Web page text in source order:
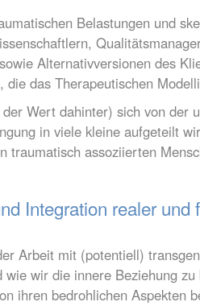
Belastungen und
Alternativversionen des
das Therapeutischen
Wert dahinter) sich von der
in viele kleine aufgeteilt
traumatisch assoziierten
Integration realer und
Arbeit mit (potentiell)
wir die innere Beziehung zu
ihren bedrohlichen Aspekten